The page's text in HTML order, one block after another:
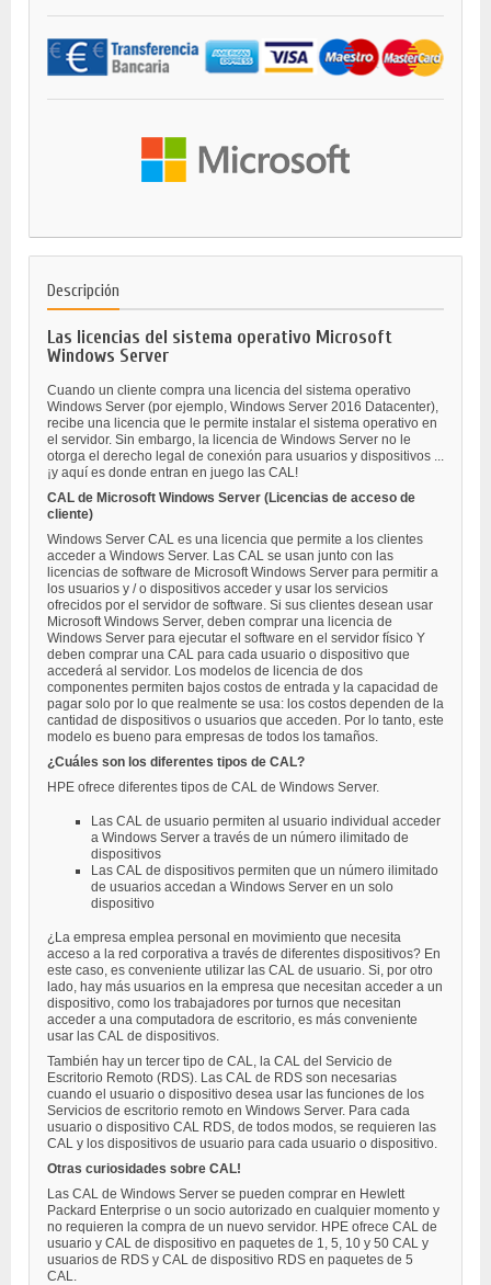
Descripción
Las licencias del sistema operativo Microsoft
Windows Server
Cuando un cliente compra una licencia del sistema operativo
Windows Server (por ejemplo, Windows Server 2016 Datacenter),
recibe una licencia que le permite instalar el sistema operativo en
el servidor. Sin embargo, la licencia de Windows Server no le
otorga el derecho legal de conexión para usuarios y dispositivos ...
¡y aquí es donde entran en juego las CAL!
CAL de Microsoft Windows Server (Licencias de acceso de
cliente)
Windows Server CAL es una licencia que permite a los clientes
acceder a Windows Server. Las CAL se usan junto con las
licencias de software de Microsoft Windows Server para permitir a
los usuarios y / o dispositivos acceder y usar los servicios
ofrecidos por el servidor de software. Si sus clientes desean usar
Microsoft Windows Server, deben comprar una licencia de
Windows Server para ejecutar el software en el servidor físico Y
deben comprar una CAL para cada usuario o dispositivo que
accederá al servidor. Los modelos de licencia de dos
componentes permiten bajos costos de entrada y la capacidad de
pagar solo por lo que realmente se usa: los costos dependen de la
cantidad de dispositivos o usuarios que acceden. Por lo tanto, este
modelo es bueno para empresas de todos los tamaños.
¿Cuáles son los diferentes tipos de CAL?
HPE ofrece diferentes tipos de CAL de Windows Server.
Las CAL de usuario permiten al usuario individual acceder
a Windows Server a través de un número ilimitado de
dispositivos
Las CAL de dispositivos permiten que un número ilimitado
de usuarios accedan a Windows Server en un solo
dispositivo
¿La empresa emplea personal en movimiento que necesita
acceso a la red corporativa a través de diferentes dispositivos? En
este caso, es conveniente utilizar las CAL de usuario. Si, por otro
lado, hay más usuarios en la empresa que necesitan acceder a un
dispositivo, como los trabajadores por turnos que necesitan
acceder a una computadora de escritorio, es más conveniente
usar las CAL de dispositivos.
También hay un tercer tipo de CAL, la CAL del Servicio de
Escritorio Remoto (RDS). Las CAL de RDS son necesarias
cuando el usuario o dispositivo desea usar las funciones de los
Servicios de escritorio remoto en Windows Server. Para cada
usuario o dispositivo CAL RDS, de todos modos, se requieren las
CAL y los dispositivos de usuario para cada usuario o dispositivo.
Otras curiosidades sobre CAL!
Las CAL de Windows Server se pueden comprar en Hewlett
Packard Enterprise o un socio autorizado en cualquier momento y
no requieren la compra de un nuevo servidor. HPE ofrece CAL de
usuario y CAL de dispositivo en paquetes de 1, 5, 10 y 50 CAL y
usuarios de RDS y CAL de dispositivo RDS en paquetes de 5
CAL.